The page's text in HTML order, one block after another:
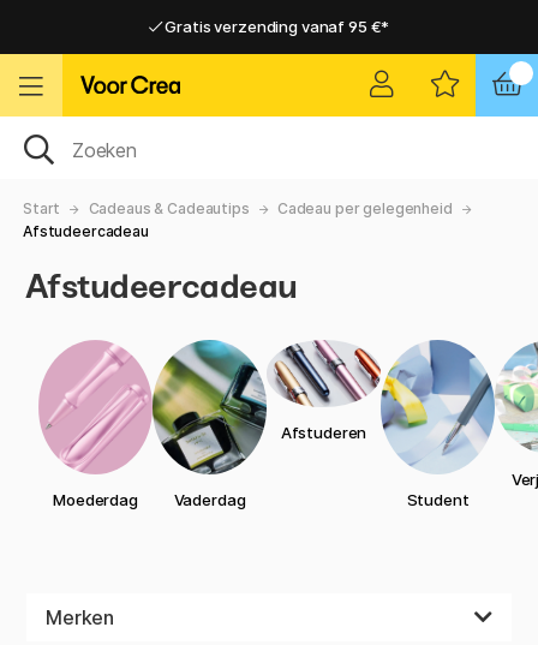
Gratis verzending vanaf 95 €*
Gratis verzending vanaf 95 €*
Start Cadeaus & Cadeautips
Cadeau per gelegenheid
Afstudeercadeau
Afstudeercadeau
Moederdag Vaderdag
Afstuderen
Student
Merken